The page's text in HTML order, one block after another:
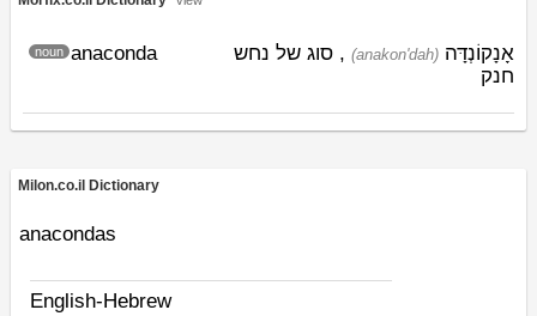
anaconda
noun (anakon'dah) אָנָקוֹנְדָּה
, סוג של נחש
חנק
Milon.co.il Dictionary
anacondas
English-Hebrew